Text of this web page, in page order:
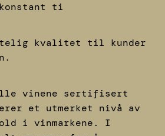
ti
kvalitet til kunder
vinene sertifisert
et utmerket nivå av
i vinmarkene. I